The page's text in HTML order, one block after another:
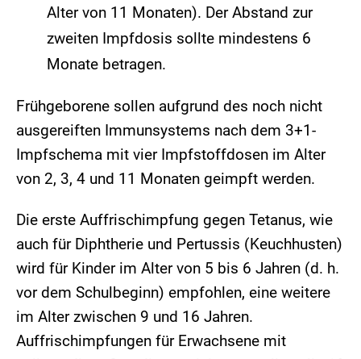
Alter von 11 Monaten). Der Abstand zur
zweiten Impfdosis sollte mindestens 6
Monate betragen.
Frühgeborene sollen aufgrund des noch nicht
ausgereiften Immunsystems nach dem 3+1-
Impfschema mit vier Impfstoffdosen im Alter
von 2, 3, 4 und 11 Monaten geimpft werden.
Die erste Auffrischimpfung gegen Tetanus, wie
auch für Diphtherie und Pertussis (Keuchhusten)
wird für Kinder im Alter von 5 bis 6 Jahren (d. h.
vor dem Schulbeginn) empfohlen, eine weitere
im Alter zwischen 9 und 16 Jahren.
Auffrischimpfungen für Erwachsene mit